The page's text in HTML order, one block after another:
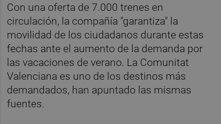
Con una oferta de 7.000 trenes en
circulación, la compañía "garantiza" la
movilidad de los ciudadanos durante estas
fechas ante el aumento de la demanda por
las vacaciones de verano. La Comunitat
Valenciana es uno de los destinos más
demandados, han apuntado las mismas
fuentes.